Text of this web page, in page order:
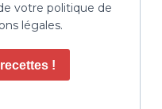
votre politique de
légales.
!